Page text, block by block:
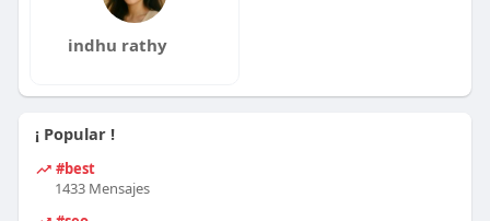
indhu rathy
¡ Popular !
#best
1433 Mensajes